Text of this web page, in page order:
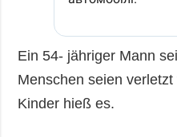
Ein 54- jähriger Mann
Menschen seien
Kinder hieß es.